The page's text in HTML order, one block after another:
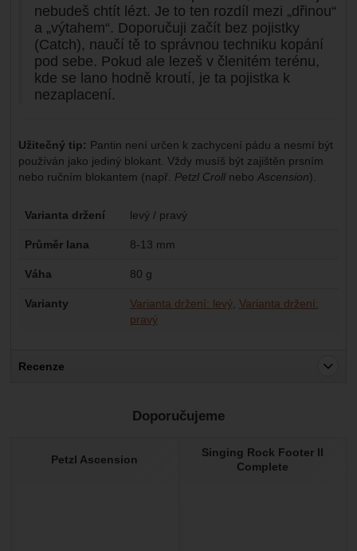
nebudeš chtít lézt. Je to ten rozdíl mezi „dřinou“
a „výtahem“. Doporučuji začít bez pojistky
(Catch), naučí tě to správnou techniku kopání
pod sebe. Pokud ale lezeš v členitém terénu,
kde se lano hodně kroutí, je ta pojistka k
nezaplacení.
Užitečný tip: Pantin není určen k zachycení pádu a nesmí být
používán jako jediný blokant. Vždy musíš být zajištěn prsním
nebo ručním blokantem (např. Petzl Crollnebo Ascension).
Parametry
Varianta držení levý / pravý
Průměr lana 8-13 mm
Váha 80 g
Varianty Varianta držení: levý Varianta držení:
pravý
Recenze
Nebyla přidána žádná recenze.
Doporučujeme
Petzl Ascension
Singing Rock Footer II
Complete